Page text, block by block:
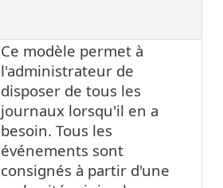
Ce modèle permet à
l'administrateur de
disposer de tous les
journaux lorsqu'il en a
besoin. Tous les
événements sont
consignés à partir d'une